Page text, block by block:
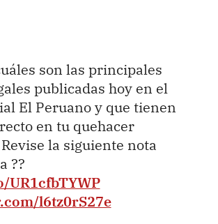
son las principales
publicadas hoy en el
El Peruano y que tienen
en tu quehacer
la siguiente nota
??
UR1cfbTYWP
l6tz0rS27e